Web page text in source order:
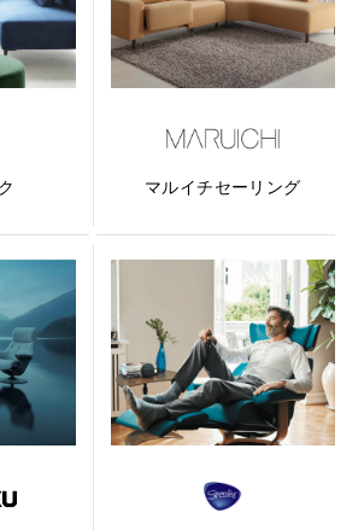
マルイチセーリング